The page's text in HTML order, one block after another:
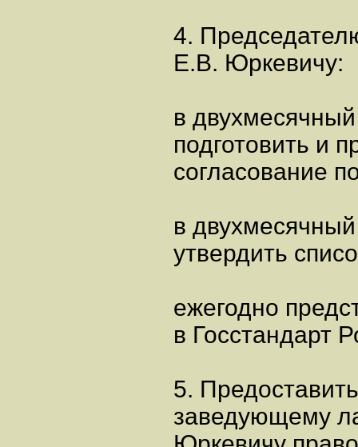
4.
Е.В. Юркевичу:
в
подготовить и
согласование
в
утвердить
ежегодно
в Госстандарт
5. Предоставить
заведующему